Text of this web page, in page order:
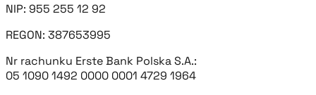
NIP: 955 255 12 92
REGON: 387653995
Nr rachunku Erste Bank Polska S.A.:
05 1090 1492 0000 0001 4729 1964